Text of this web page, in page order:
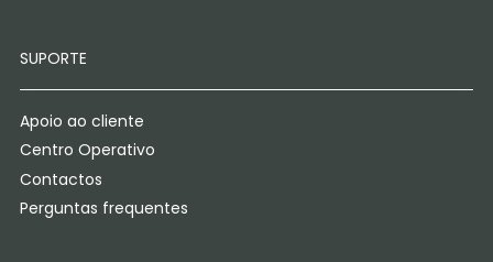
SUPORTE
Apoio ao cliente
Centro Operativo
Contactos
Perguntas frequentes